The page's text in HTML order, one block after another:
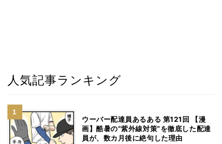
人気記事ランキング
ウーバー配達員あるある 第121回 【漫
画】酷暑の“紫外線対策”を徹底した配達
員が、数カ月後に絶句した理由